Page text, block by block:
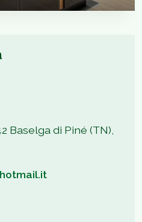
Baselga di Piné (TN),